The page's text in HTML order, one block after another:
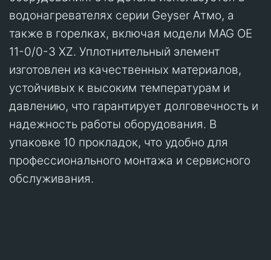
водонагревателях серии Geyser Атмо, а
также в горелках, включая модели MAG OE
11-0/0-3 XZ. Уплотнительный элемент
изготовлен из качественных материалов,
устойчивых к высоким температурам и
давлению, что гарантирует долговечность и
надежность работы оборудования. В
упаковке 10 прокладок, что удобно для
профессионального монтажа и сервисного
обслуживания.